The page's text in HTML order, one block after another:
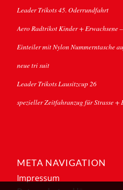
Leader Trikots 45. Oderrundfahrt
Aero Radtrikot Kinder + Erwachsene
Einteiler mit Nylon Nummerntasche
neue tri suit
Leader Trikots Lausitzcup 26
spezieller Zeitfahranzug für Strasse +
META NAVIGATION
Impressum